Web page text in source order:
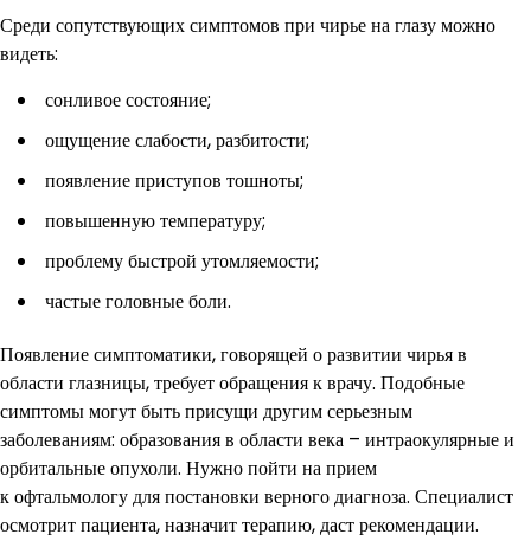
Среди сопутствующих симптомов при чирье на глазу можно
видеть:
сонливое состояние;
ощущение слабости, разбитости;
появление приступов тошноты;
повышенную температуру;
проблему быстрой утомляемости;
частые головные боли.
Появление симптоматики, говорящей о развитии чирья в
области глазницы, требует обращения к врачу. Подобные
симптомы могут быть присущи другим серьезным
заболеваниям: образования в области века – интраокулярные и
орбитальные опухоли. Нужно пойти на прием
к офтальмологу для постановки верного диагноза. Специалист
осмотрит пациента, назначит терапию, даст рекомендации.